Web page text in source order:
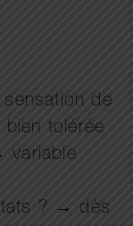
de
bien tolérée
variable
? → dès